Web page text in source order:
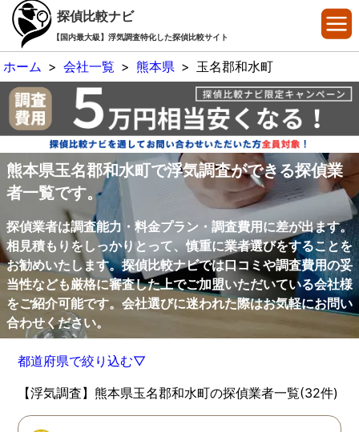
探偵比較ナビ
【国内最大級】浮気調査特化した探偵比較サイト
ホーム > 会社一覧 > 熊本県 > 玉名郡和水町
熊本県玉名郡和水町で浮気調査ができる探偵業
者一覧です。
探偵業者は調査能力・料金プラン・調査費用に差が出ます。
相見積もりをしっかりとって、慎重に業者選びをすることを
お勧めいたします。探偵比較ナビでは口コミや調査費用の妥
当性なども厳格に審査した上でご加盟いただいている会社様
をご紹介可能です。会社選びに迷われた際はお気軽にお問い
合わせください。
都道府県で絞り込む▽
【浮気調査】熊本県玉名郡和水町の探偵業者一覧(32件)